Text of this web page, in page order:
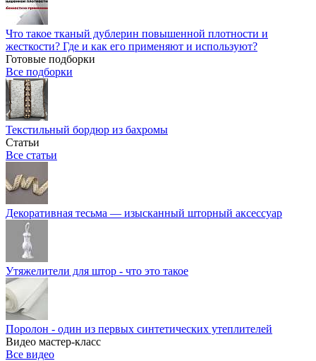
Что такое тканый дублерин повышенной плотности и
жесткости? Где и как его применяют и используют?
Готовые подборки
Все подборки
Текстильный бордюр из бахромы
Статьи
Все статьи
Декоративная тесьма — изысканный шторный аксессуар
Утяжелители для штор - что это такое
Поролон - один из первых синтетических утеплителей
Видео мастер-класс
Все видео